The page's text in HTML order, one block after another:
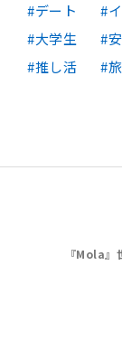
デート
大学生
推し活
『Mola』